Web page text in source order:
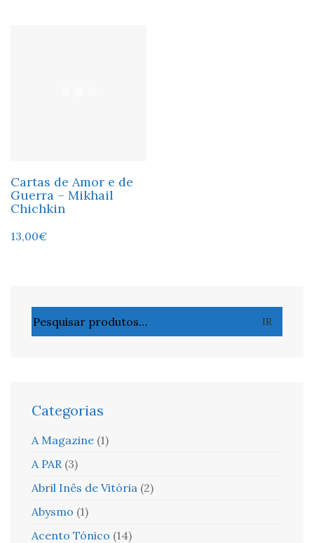
Cartas de Amor e de
Guerra – Mikhail
Chichkin
13,00€
por:
IR
Categorias
A Magazine (1)
A PAR (3)
Abril Inês de Vitória (2)
Abysmo (1)
Acento Tónico (14)